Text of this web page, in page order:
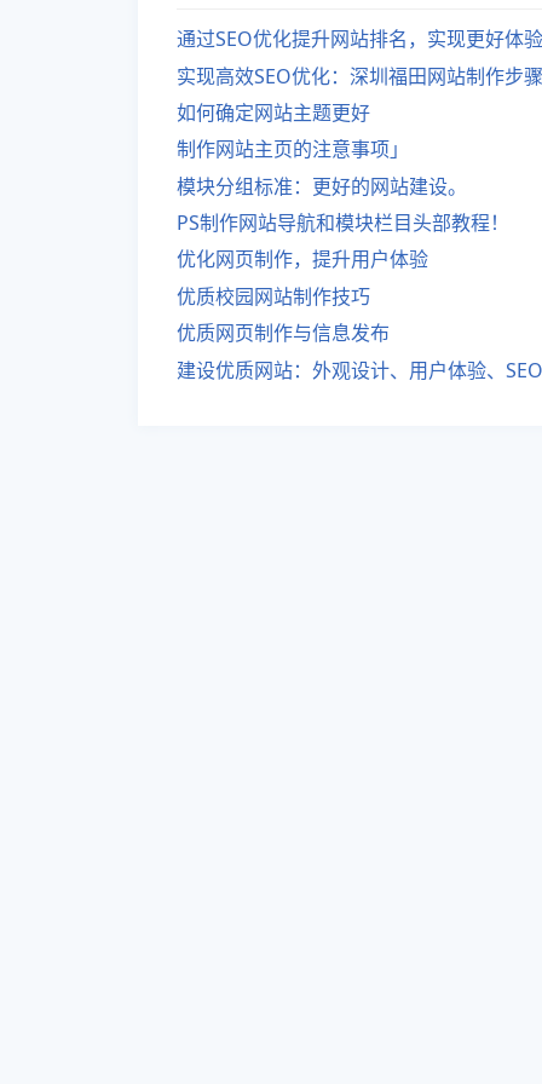
通过SEO优化提升网站排名，实现更好体
实现高效SEO优化：深圳福田网站制作步骤
如何确定网站主题更好
制作网站主页的注意事项」
模块分组标准：更好的网站建设。
PS制作网站导航和模块栏目头部教程！
优化网页制作，提升用户体验
优质校园网站制作技巧
优质网页制作与信息发布
建设优质网站：外观设计、用户体验、